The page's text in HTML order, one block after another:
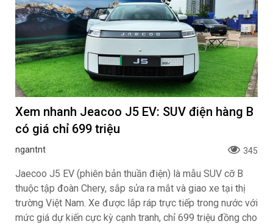
Xem nhanh Jeacoo J5 EV: SUV điện hàng B
có giá chỉ 699 triệu
ngantnt 345
Jaecoo J5 EV (phiên bản thuần điện) là mẫu SUV cỡ B
thuộc tập đoàn Chery, sắp sửa ra mắt và giao xe tại thị
trường Việt Nam. Xe được lắp ráp trực tiếp trong nước với
mức giá dự kiến cực kỳ cạnh tranh, chỉ 699 triệu đồng cho